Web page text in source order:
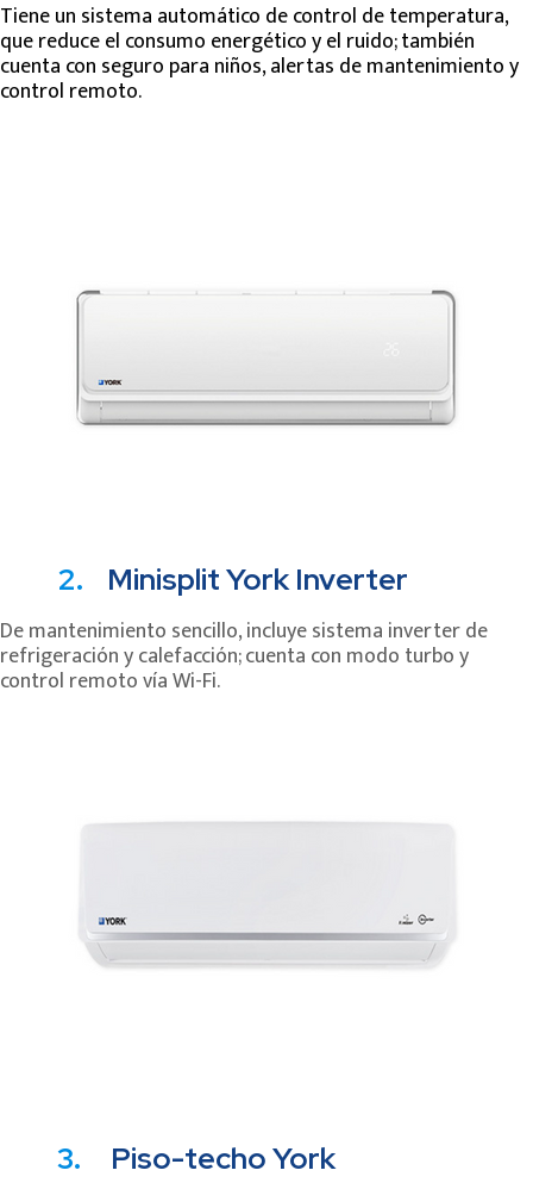
Tiene un sistema automático de control de temperatura,
que reduce el consumo energético y el ruido; también
cuenta con seguro para niños, alertas de mantenimiento y
control remoto.
2. Minisplit York Inverter
De mantenimiento sencillo, incluye sistema inverter de
refrigeración y calefacción; cuenta con modo turbo y
control remoto vía Wi-Fi.
3. Piso-techo York